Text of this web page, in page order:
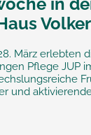
März erlebten
Pflege JUP
und